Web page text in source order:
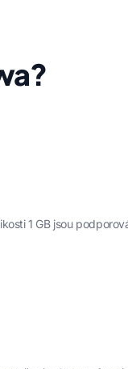
1 GB jsou